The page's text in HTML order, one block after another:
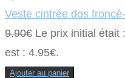
Veste cintrée dos
9.90€ Le prix initial était
est : 4.95€.
Ajouter au panier